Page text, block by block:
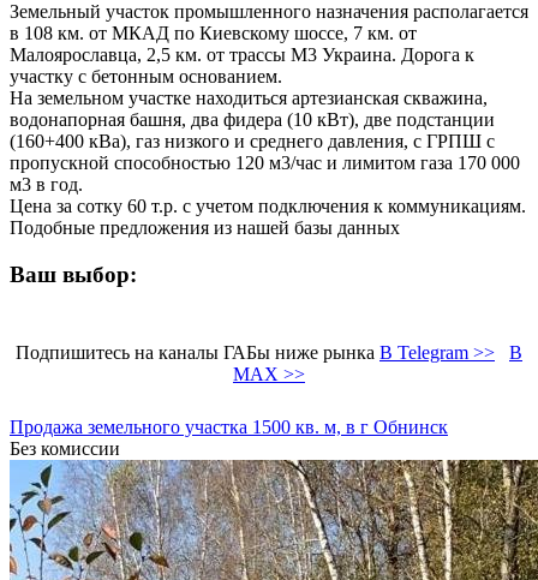
Земельный участок промышленного назначения располагается
в 108 км. от МКАД по Киевскому шоссе, 7 км. от
Малоярославца, 2,5 км. от трассы М3 Украина. Дорога к
участку с бетонным основанием.
На земельном участке находиться артезианская скважина,
водонапорная башня, два фидера (10 кВт), две подстанции
(160+400 кВа), газ низкого и среднего давления, с ГРПШ с
пропускной способностью 120 м3/час и лимитом газа 170 000
м3 в год.
Цена за сотку 60 т.р. с учетом подключения к коммуникациям.
Подобные предложения из нашей базы данных
Ваш выбор:
Подпишитесь на каналы ГАБы ниже рынка В Telegram >>
В
MAX >>
Продажа земельного участка 1500 кв. м, в г Обнинск
Без комиссии